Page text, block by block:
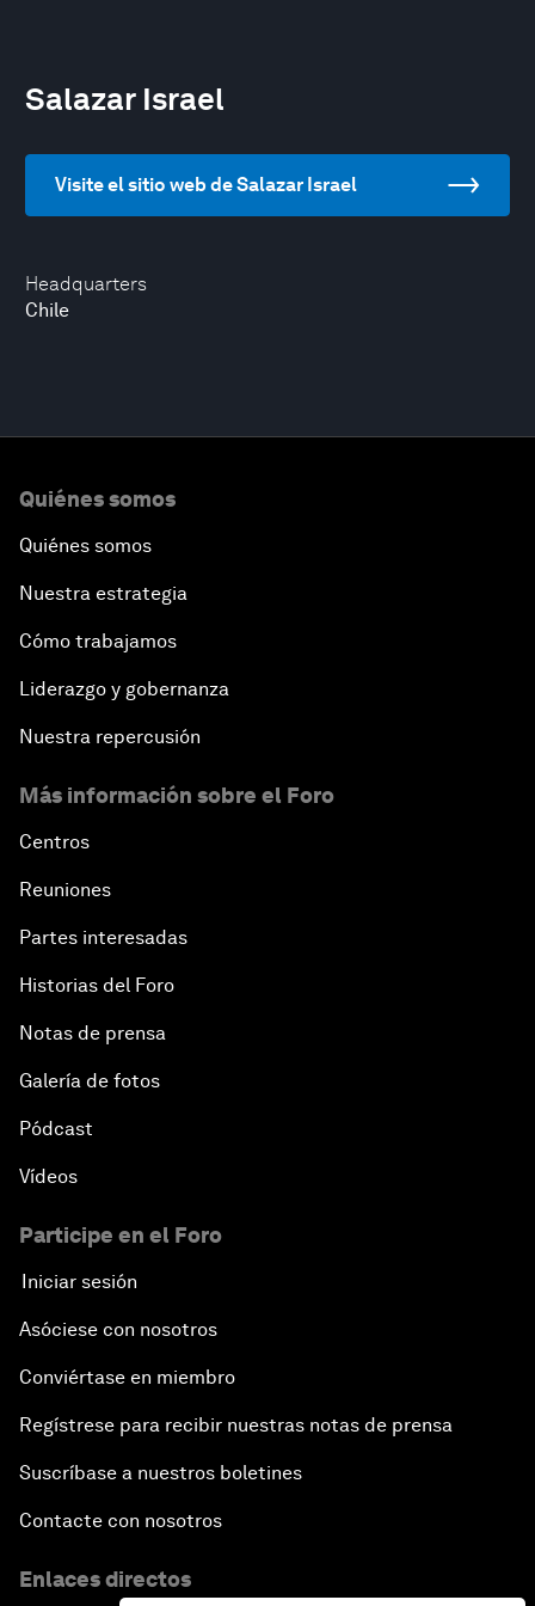
Headquarters
Chile
Salazar Israel
Visite el sitio web de Salazar Israel
Quiénes somos
Quiénes somos
Nuestra estrategia
Cómo trabajamos
Liderazgo y gobernanza
Nuestra repercusión
Más información sobre el Foro
Centros
Reuniones
Partes interesadas
Historias del Foro
Notas de prensa
Galería de fotos
Pódcast
Vídeos
Participe en el Foro
Iniciar sesión
Asóciese con nosotros
Conviértase en miembro
Regístrese para recibir nuestras notas de prensa
Suscríbase a nuestros boletines
Contacte con nosotros
Enlaces directos